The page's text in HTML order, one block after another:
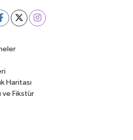
Haritası
ve Fikstür